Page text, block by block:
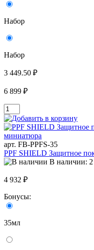
Набор
Набор
3 449.50 ₽
6 899 ₽
арт. FB-PPFS-35
PPF SHIELD Защитное
В наличии:
4 932 ₽
Бонусы:
35мл